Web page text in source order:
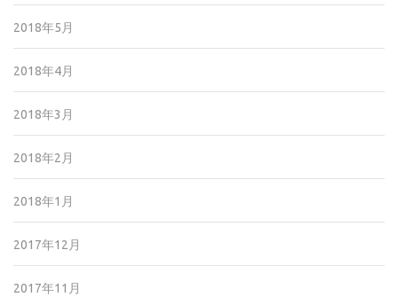
2018年5月
2018年4月
2018年3月
2018年2月
2018年1月
2017年12月
2017年11月